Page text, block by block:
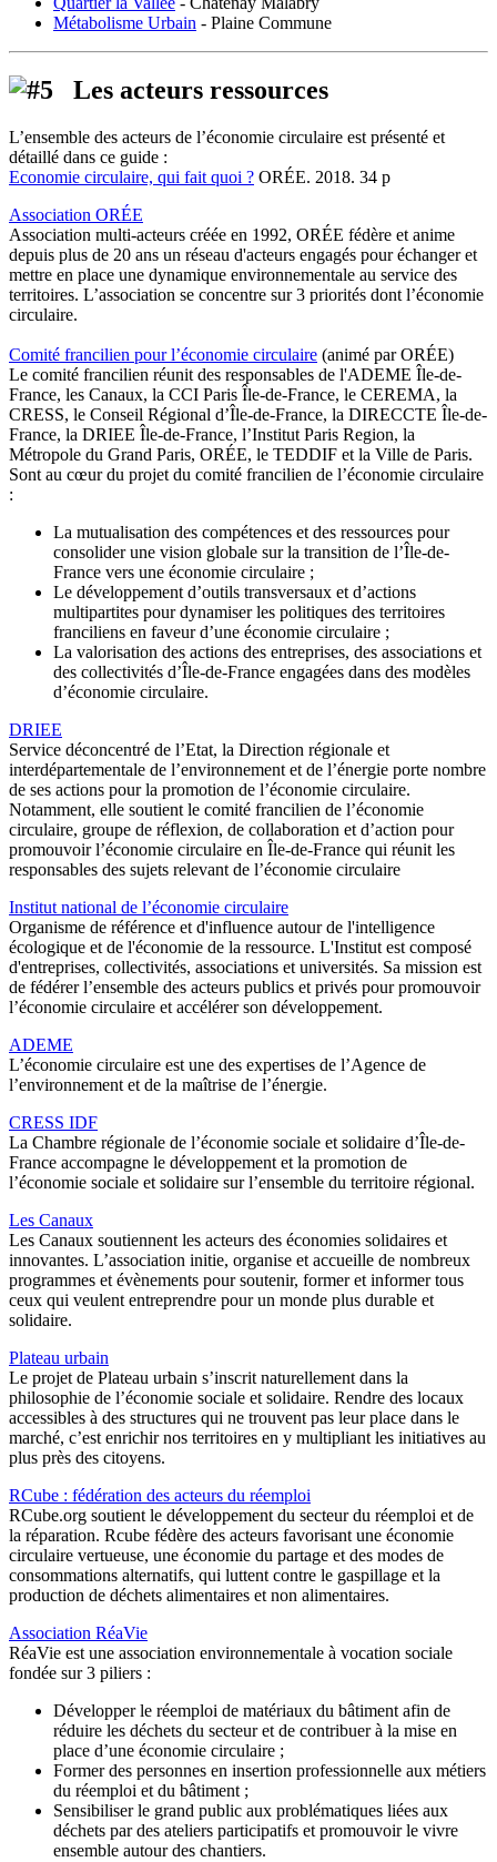
Métabolisme Urbain - Plaine Commune
Les acteurs ressources
L’ensemble des acteurs de l’économie circulaire est présenté et
détaillé dans ce guide :
Economie circulaire, qui fait quoi ? ORÉE. 2018. 34 p
Association ORÉE
Association multi-acteurs créée en 1992, ORÉE fédère et anime
depuis plus de 20 ans un réseau d'acteurs engagés pour échanger et
mettre en place une dynamique environnementale au service des
territoires. L’association se concentre sur 3 priorités dont l’économie
circulaire.
Comité francilien pour l’économie circulaire (animé par ORÉE)
Le comité francilien réunit des responsables de l'ADEME Île-de-
France, les Canaux, la CCI Paris Île-de-France, le CEREMA, la
CRESS, le Conseil Régional d’Île-de-France, la DIRECCTE Île-de-
France, la DRIEE Île-de-France, l’Institut Paris Region, la
Métropole du Grand Paris, ORÉE, le TEDDIF et la Ville de Paris.
Sont au cœur du projet du comité francilien de l’économie circulaire
:
La mutualisation des compétences et des ressources pour
consolider une vision globale sur la transition de l’Île-de-
France vers une économie circulaire ;
Le développement d’outils transversaux et d’actions
multipartites pour dynamiser les politiques des territoires
franciliens en faveur d’une économie circulaire ;
La valorisation des actions des entreprises, des associations et
des collectivités d’Île-de-France engagées dans des modèles
d’économie circulaire.
DRIEE
Service déconcentré de l’Etat, la Direction régionale et
interdépartementale de l’environnement et de l’énergie porte nombre
de ses actions pour la promotion de l’économie circulaire.
Notamment, elle soutient le comité francilien de l’économie
circulaire, groupe de réflexion, de collaboration et d’action pour
promouvoir l’économie circulaire en Île-de-France qui réunit les
responsables des sujets relevant de l’économie circulaire
Institut national de l’économie circulaire
Organisme de référence et d'influence autour de l'intelligence
écologique et de l'économie de la ressource. L'Institut est composé
d'entreprises, collectivités, associations et universités. Sa mission est
de fédérer l’ensemble des acteurs publics et privés pour promouvoir
l’économie circulaire et accélérer son développement.
ADEME
L’économie circulaire est une des expertises de l’Agence de
l’environnement et de la maîtrise de l’énergie.
CRESS IDF
La Chambre régionale de l’économie sociale et solidaire d’Île-de-
France accompagne le développement et la promotion de
l’économie sociale et solidaire sur l’ensemble du territoire régional.
Les Canaux
Les Canaux soutiennent les acteurs des économies solidaires et
innovantes. L’association initie, organise et accueille de nombreux
programmes et évènements pour soutenir, former et informer tous
ceux qui veulent entreprendre pour un monde plus durable et
solidaire.
Plateau urbain
Le projet de Plateau urbain s’inscrit naturellement dans la
philosophie de l’économie sociale et solidaire. Rendre des locaux
accessibles à des structures qui ne trouvent pas leur place dans le
marché, c’est enrichir nos territoires en y multipliant les initiatives au
plus près des citoyens.
RCube : fédération des acteurs du réemploi
RCube.org soutient le développement du secteur du réemploi et de
la réparation. Rcube fédère des acteurs favorisant une économie
circulaire vertueuse, une économie du partage et des modes de
consommations alternatifs, qui luttent contre le gaspillage et la
production de déchets alimentaires et non alimentaires.
Association RéaVie
RéaVie est une association environnementale à vocation sociale
fondée sur 3 piliers :
Développer le réemploi de matériaux du bâtiment afin de
réduire les déchets du secteur et de contribuer à la mise en
place d’une économie circulaire ;
Former des personnes en insertion professionnelle aux métiers
du réemploi et du bâtiment ;
Sensibiliser le grand public aux problématiques liées aux
déchets par des ateliers participatifs et promouvoir le vivre
ensemble autour des chantiers.